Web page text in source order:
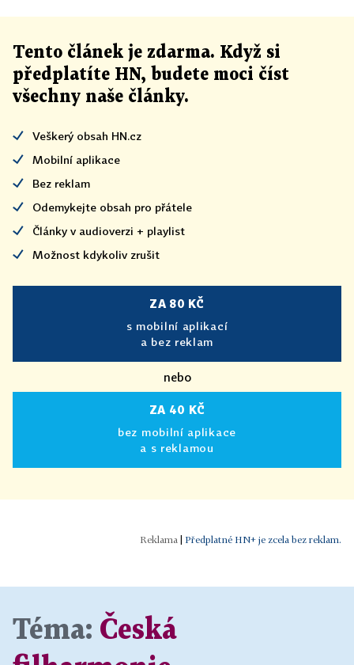
Tento článek je zdarma. Když si
předplatíte HN, budete moci číst
všechny naše články.
Veškerý obsah HN.cz
Mobilní aplikace
Bez reklam
Odemykejte obsah pro přátele
Články v audioverzi + playlist
Možnost kdykoliv zrušit
ZA 80 KČ
s mobilní aplikací
a bez reklam
nebo
ZA 40 KČ
bez mobilní aplikace
a s reklamou
Předplatné HN+ je zcela bez reklam.
Téma: Česká